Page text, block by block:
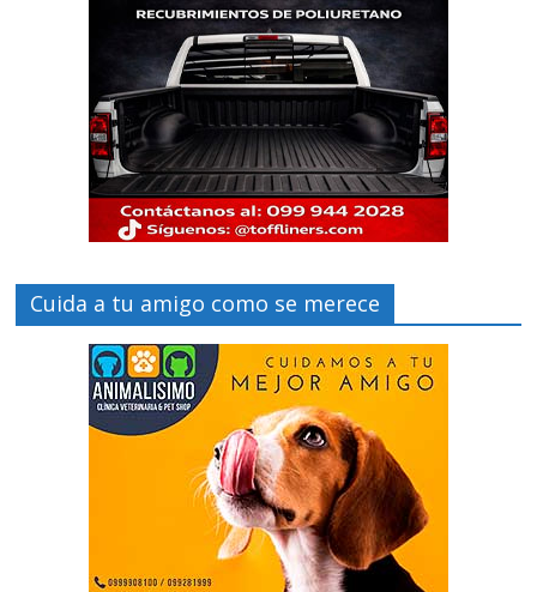
Cuida a tu amigo como se merece